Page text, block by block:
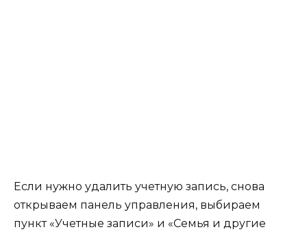
Если нужно удалить учетную запись, снова
открываем панель управления, выбираем
пункт «Учетные записи» и «Семья и другие